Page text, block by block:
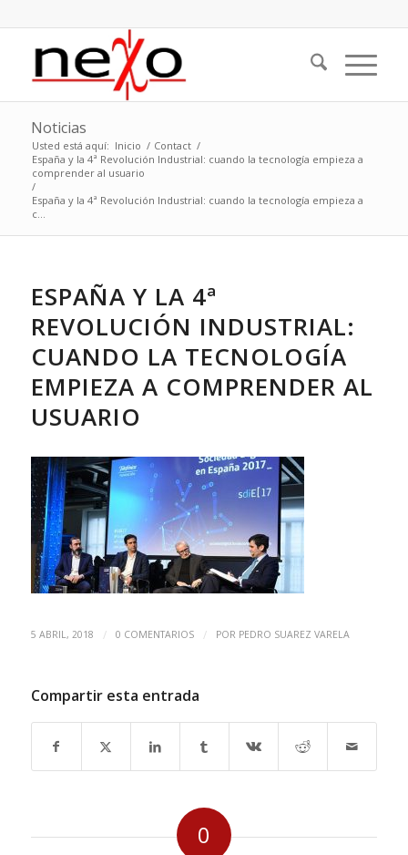
Noticias
Usted está aquí: Inicio / Contact /
España y la 4ª Revolución Industrial: cuando la tecnología empieza a
comprender al usuario
/
España y la 4ª Revolución Industrial: cuando la tecnología empieza a
c...
ESPAÑA Y LA 4ª
REVOLUCIÓN INDUSTRIAL:
CUANDO LA TECNOLOGÍA
EMPIEZA A COMPRENDER AL
USUARIO
5 ABRIL, 2018 / 0 COMENTARIOS / POR PEDRO SUAREZ VARELA
Compartir esta entrada
0